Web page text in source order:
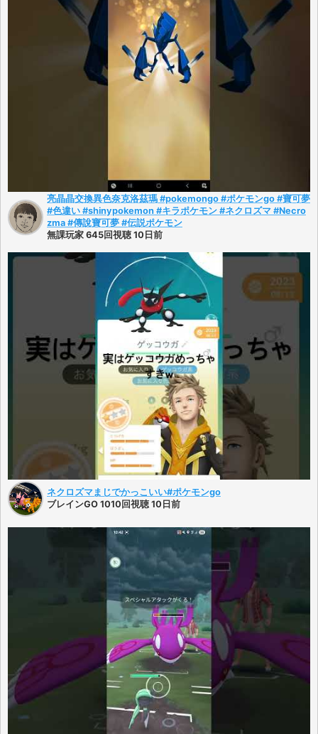
亮晶晶交換異色奈克洛茲瑪 #pokemongo #ポケモンgo #寶可夢
#色違い #shinypokemon #キラポケモン #ネクロズマ #Necro
zma #傳說寶可夢 #伝説ポケモン
無課玩家 645回視聴 10日前
ネクロズマまじでかっこいい#ポケモンgo
ブレインGO 1010回視聴 10日前